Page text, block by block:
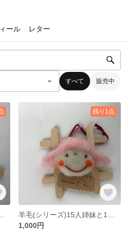
ール レター
すべて 販売中
残り1点
1,000円